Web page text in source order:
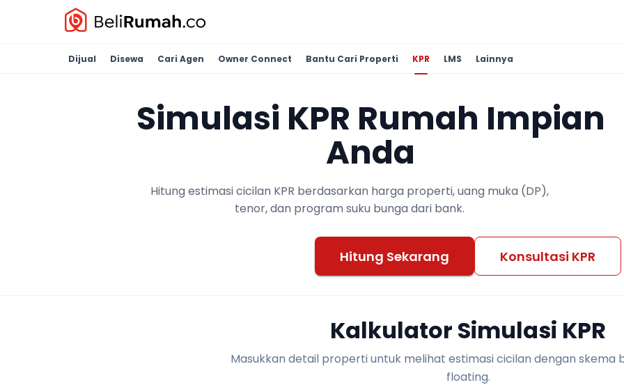
Dijual Disewa Cari Agen Owner Connect Bantu Cari Properti KPR LMS Lainnya
Simulasi KPR Rumah Impian
Anda
Hitung estimasi cicilan KPR berdasarkan harga properti, uang muka (DP),
tenor, dan program suku bunga dari bank.
Hitung Sekarang Konsultasi KPR
Kalkulator Simulasi KPR
Masukkan detail properti untuk melihat estimasi cicilan dengan skema
floating.